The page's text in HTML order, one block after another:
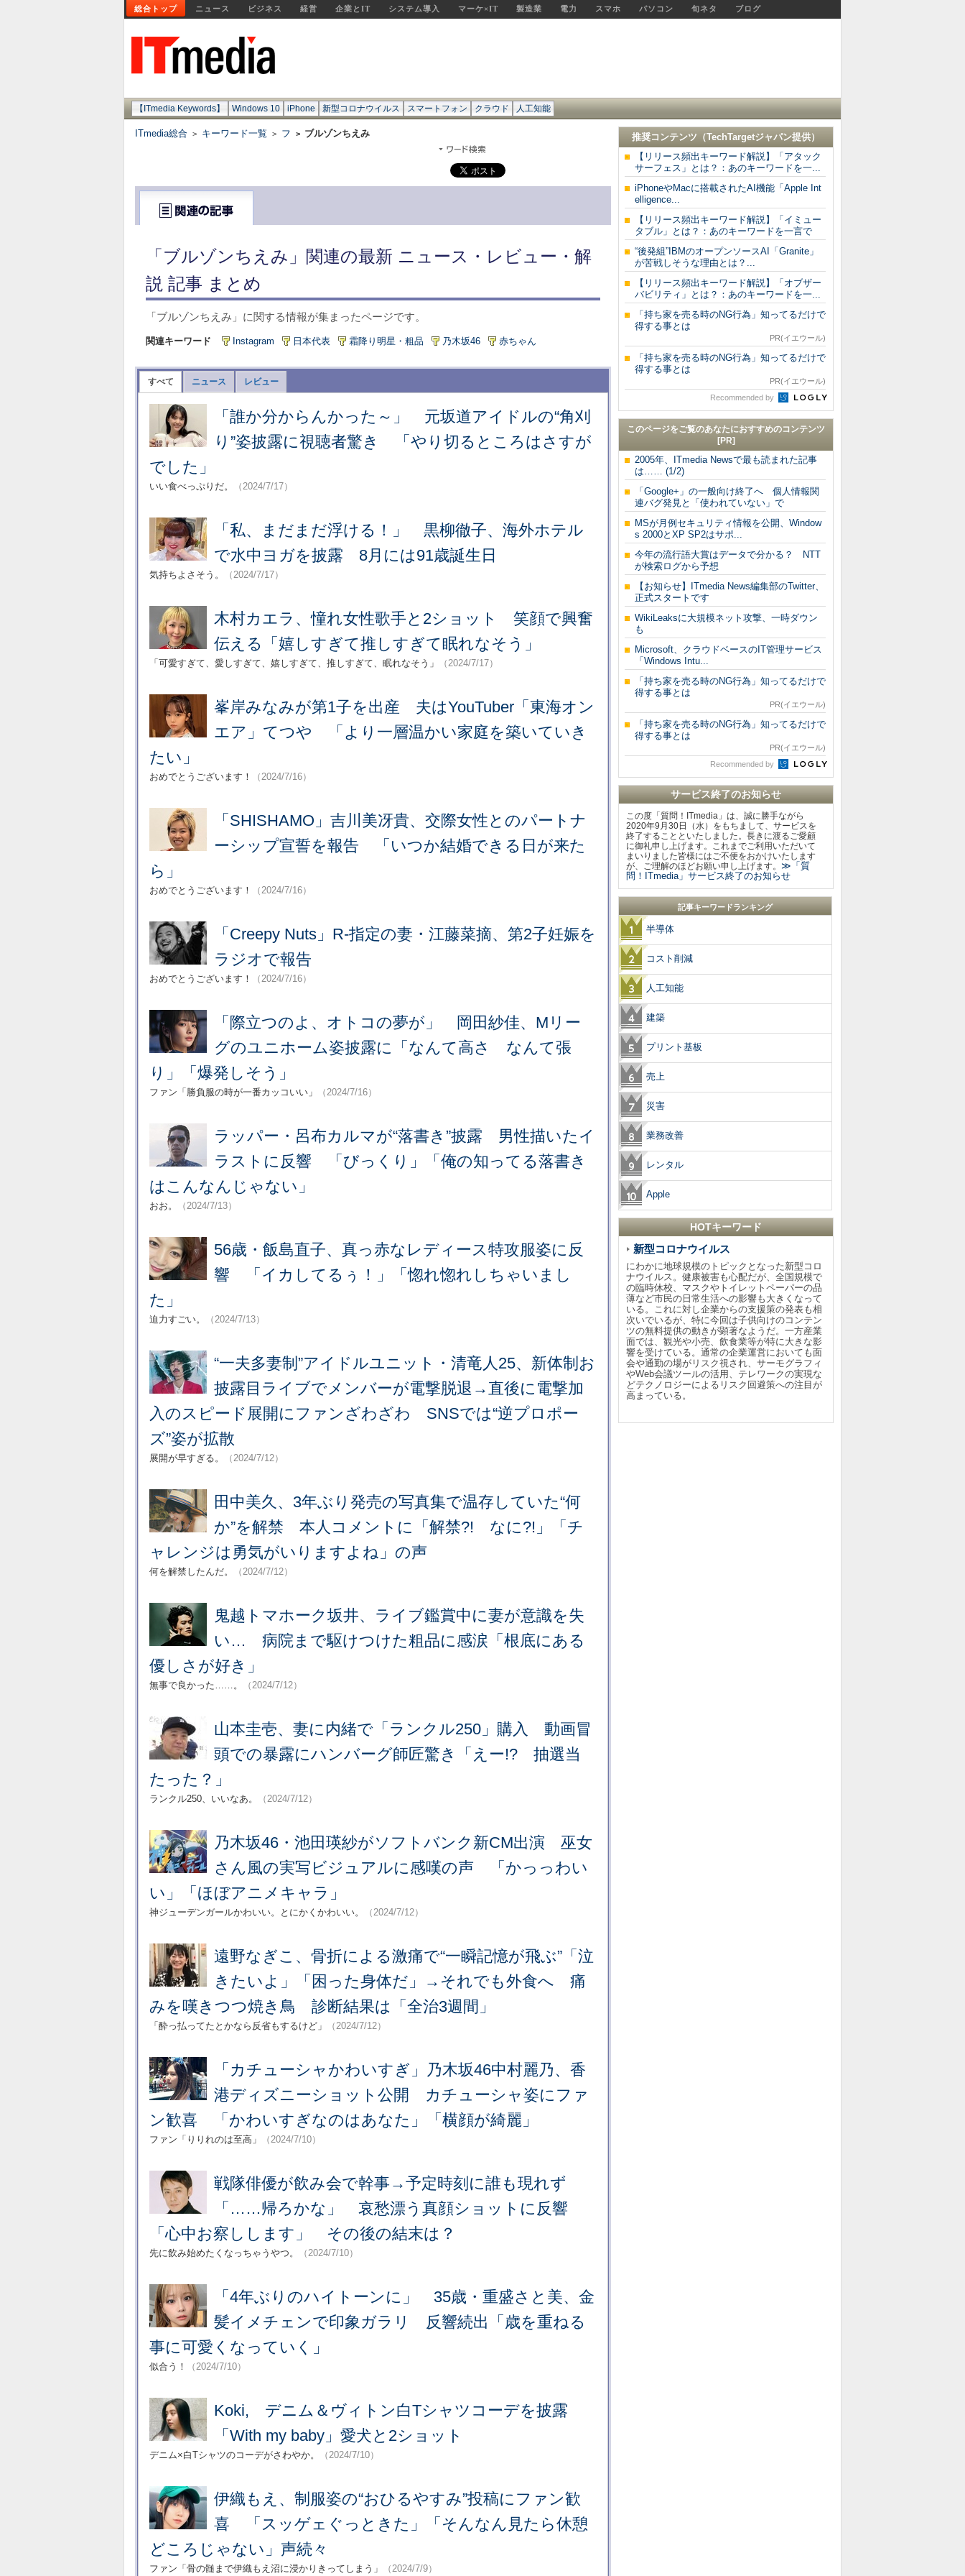
総合トップ ニュース ビジネス 経営 企業とIT システム導入 マーケ×IT 製造業 電力 スマホ パソコン 旬ネタ ブログ
【ITmedia Keywords】 Windows 10 iPhone 新型コロナウイルス スマートフォン クラウド 人工知能
ITmedia総合 > キーワード一覧 > フ > ブルゾンちえみ
「ブルゾンちえみ」関連の最新 ニュース・レビュー・解
説 記事 まとめ
「ブルゾンちえみ」に関する情報が集まったページです。
関連キーワード Instagram 日本代表 霜降り明星・粗品 乃木坂46 赤ちゃん
すべて ニュース レビュー
「誰か分からんかった～」 元坂道アイドルの“角刈
り”姿披露に視聴者驚き 「やり切るところはさすが
でした」
いい食べっぷりだ。 （2024/7/17）
「私、まだまだ浮ける！」 黒柳徹子、海外ホテル
で水中ヨガを披露 8月には91歳誕生日
気持ちよさそう。 （2024/7/17）
木村カエラ、憧れ女性歌手と2ショット 笑顔で興奮
伝える「嬉しすぎて推しすぎて眠れなそう」
「可愛すぎて、愛しすぎて、嬉しすぎて、推しすぎて、眠れなそう」 （2024/7/17）
峯岸みなみが第1子を出産 夫はYouTuber「東海オン
エア」てつや 「より一層温かい家庭を築いていき
たい」
おめでとうございます！ （2024/7/16）
「SHISHAMO」吉川美冴貴、交際女性とのパートナ
ーシップ宣誓を報告 「いつか結婚できる日が来た
ら」
おめでとうございます！ （2024/7/16）
「Creepy Nuts」R-指定の妻・江藤菜摘、第2子妊娠を
ラジオで報告
おめでとうございます！ （2024/7/16）
「際立つのよ、オトコの夢が」 岡田紗佳、Mリー
グのユニホーム姿披露に「なんて高さ なんて張
り」「爆発しそう」
ファン「勝負服の時が一番カッコいい」 （2024/7/16）
ラッパー・呂布カルマが“落書き”披露 男性描いたイ
ラストに反響 「びっくり」「俺の知ってる落書き
はこんなんじゃない」
おお。 （2024/7/13）
56歳・飯島直子、真っ赤なレディース特攻服姿に反
響 「イカしてるぅ！」「惚れ惚れしちゃいまし
た」
迫力すごい。 （2024/7/13）
“一夫多妻制”アイドルユニット・清竜人25、新体制お
披露目ライブでメンバーが電撃脱退→直後に電撃加
入のスピード展開にファンざわざわ SNSでは“逆プロポー
ズ”姿が拡散
展開が早すぎる。 （2024/7/12）
田中美久、3年ぶり発売の写真集で温存していた“何
か”を解禁 本人コメントに「解禁?! なに?!」「チ
ャレンジは勇気がいりますよね」の声
何を解禁したんだ。 （2024/7/12）
鬼越トマホーク坂井、ライブ鑑賞中に妻が意識を失
い… 病院まで駆けつけた粗品に感涙「根底にある
優しさが好き」
無事で良かった……。 （2024/7/12）
山本圭壱、妻に内緒で「ランクル250」購入 動画冒
頭での暴露にハンバーグ師匠驚き「えー!? 抽選当
たった？」
ランクル250、いいなあ。 （2024/7/12）
乃木坂46・池田瑛紗がソフトバンク新CM出演 巫女
さん風の実写ビジュアルに感嘆の声 「かっっわい
い」「ほぼアニメキャラ」
神ジューデンガールかわいい。とにかくかわいい。 （2024/7/12）
遠野なぎこ、骨折による激痛で“一瞬記憶が飛ぶ”「泣
きたいよ」「困った身体だ」→それでも外食へ 痛
みを嘆きつつ焼き鳥 診断結果は「全治3週間」
「酔っ払ってたとかなら反省もするけど」 （2024/7/12）
「カチューシャかわいすぎ」乃木坂46中村麗乃、香
港ディズニーショット公開 カチューシャ姿にファ
ン歓喜 「かわいすぎなのはあなた」「横顔が綺麗」
ファン「りりれのは至高」 （2024/7/10）
戦隊俳優が飲み会で幹事→予定時刻に誰も現れず
「……帰ろかな」 哀愁漂う真顔ショットに反響
「心中お察しします」 その後の結末は？
先に飲み始めたくなっちゃうやつ。 （2024/7/10）
「4年ぶりのハイトーンに」 35歳・重盛さと美、金
髪イメチェンで印象ガラリ 反響続出「歳を重ねる
事に可愛くなっていく」
似合う！ （2024/7/10）
Koki, デニム＆ヴィトン白Tシャツコーデを披露
「With my baby」愛犬と2ショット
デニム×白Tシャツのコーデがさわやか。 （2024/7/10）
伊織もえ、制服姿の“おひるやすみ”投稿にファン歓
喜 「スッゲェぐっときた」「そんなん見たら休憩
どころじゃない」声続々
ファン「骨の髄まで伊織もえ沼に浸かりきってしまう」 （2024/7/9）
推奨コンテンツ（TechTargetジャパン提供）
【リリース頻出キーワード解説】「アタック
サーフェス」とは？：あのキーワードを一...
iPhoneやMacに搭載されたAI機能「Apple Int
elligence...
【リリース頻出キーワード解説】「イミュー
タブル」とは？：あのキーワードを一言で
“後発組”IBMのオープンソースAI「Granite」
が苦戦しそうな理由とは？...
【リリース頻出キーワード解説】「オブザー
バビリティ」とは？：あのキーワードを一...
「持ち家を売る時のNG行為」知ってるだけで
得する事とは
PR(イエウール)
「持ち家を売る時のNG行為」知ってるだけで
得する事とは
PR(イエウール)
Recommended by
このページをご覧のあなたにおすすめのコンテンツ
[PR]
2005年、ITmedia Newsで最も読まれた記事
は…… (1/2)
「Google+」の一般向け終了へ 個人情報関
連バグ発見と「使われていない」で
MSが月例セキュリティ情報を公開、Window
s 2000とXP SP2はサポ...
今年の流行語大賞はデータで分かる？ NTT
が検索ログから予想
【お知らせ】ITmedia News編集部のTwitter、
正式スタートです
WikiLeaksに大規模ネット攻撃、一時ダウン
も
Microsoft、クラウドベースのIT管理サービス
「Windows Intu...
「持ち家を売る時のNG行為」知ってるだけで
得する事とは
PR(イエウール)
「持ち家を売る時のNG行為」知ってるだけで
得する事とは
PR(イエウール)
Recommended by
サービス終了のお知らせ
この度「質問！ITmedia」は、誠に勝手ながら
2020年9月30日（水）をもちまして、サービスを
終了することといたしました。長きに渡るご愛顧
に御礼申し上げます。これまでご利用いただいて
まいりました皆様にはご不便をおかけいたします
が、ご理解のほどお願い申し上げます。 ≫「質
問！ITmedia」サービス終了のお知らせ
記事キーワードランキング
半導体
コスト削減
人工知能
建築
プリント基板
売上
災害
業務改善
レンタル
Apple
HOTキーワード
新型コロナウイルス
にわかに地球規模のトピックとなった新型コロ
ナウイルス。健康被害も心配だが、全国規模で
の臨時休校、マスクやトイレットペーパーの品
薄など市民の日常生活への影響も大きくなって
いる。これに対し企業からの支援策の発表も相
次いでいるが、特に今回は子供向けのコンテン
ツの無料提供の動きが顕著なようだ。一方産業
面では、観光や小売、飲食業等が特に大きな影
響を受けている。通常の企業運営においても面
会や通勤の場がリスク視され、サーモグラフィ
やWeb会議ツールの活用、テレワークの実現な
どテクノロジーによるリスク回避策への注目が
高まっている。